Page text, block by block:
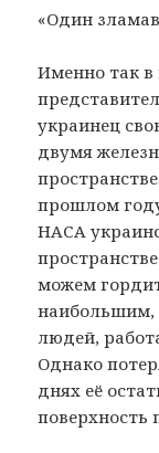
«Один
Именно так в
украинец
двумя
прошлом
НАСА
можем
наибольшим,
людей,
Однако
днях её
поверхность